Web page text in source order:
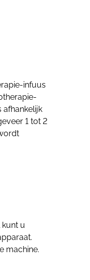
infuus
afhankelijk
1 tot 2
kunt u
machine.